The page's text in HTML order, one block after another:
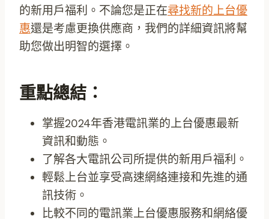
的新用戶福利。不論您是正在尋找新的上台優
惠還是考慮更換供應商，我們的詳細資訊將幫
助您做出明智的選擇。
重點總結：
掌握2024年香港電訊業的上台優惠最新
資訊和動態。
了解各大電訊公司所提供的新用戶福利。
輕鬆上台並享受高速網絡連接和先進的通
訊技術。
比較不同的電訊業上台優惠服務和網絡優